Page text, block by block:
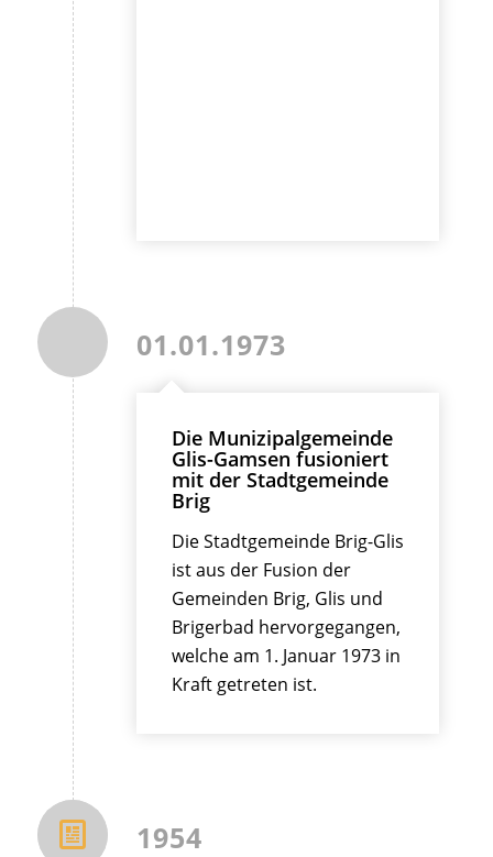
01.01.1973
Die Munizipalgemeinde
Glis-Gamsen fusioniert
mit der Stadtgemeinde
Brig
Die Stadtgemeinde Brig-Glis
ist aus der Fusion der
Gemeinden Brig, Glis und
Brigerbad hervorgegangen,
welche am 1. Januar 1973 in
Kraft getreten ist.
1954